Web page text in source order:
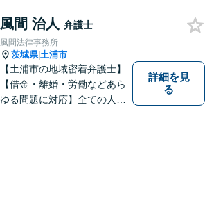
す。皆様が相談しやすい環境
を整えておりますので、お気
軽にご相談ください。
風間 治人 弁護士
風間法律事務所
茨城県|土浦市
【土浦市の地域密着弁護士】
【借金・離婚・労働などあら
ゆる問題に対応】全ての人へ
詳細を見
る